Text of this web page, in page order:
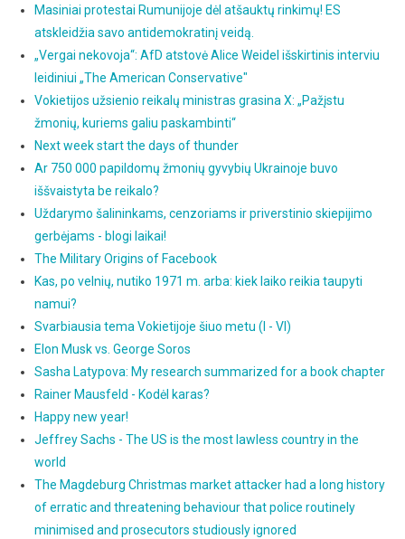
Masiniai protestai Rumunijoje dėl atšauktų rinkimų! ES
atskleidžia savo antidemokratinį veidą.
„Vergai nekovoja“: AfD atstovė Alice Weidel išskirtinis interviu
leidiniui „The American Conservative"
Vokietijos užsienio reikalų ministras grasina X: „Pažįstu
žmonių, kuriems galiu paskambinti“
Next week start the days of thunder
Ar 750 000 papildomų žmonių gyvybių Ukrainoje buvo
iššvaistyta be reikalo?
Uždarymo šalininkams, cenzoriams ir priverstinio skiepijimo
gerbėjams - blogi laikai!
The Military Origins of Facebook
Kas, po velnių, nutiko 1971 m. arba: kiek laiko reikia taupyti
namui?
Svarbiausia tema Vokietijoje šiuo metu (I - VI)
Elon Musk vs. George Soros
Sasha Latypova: My research summarized for a book chapter
Rainer Mausfeld - Kodėl karas?
Happy new year!
Jeffrey Sachs - The US is the most lawless country in the
world
The Magdeburg Christmas market attacker had a long history
of erratic and threatening behaviour that police routinely
minimised and prosecutors studiously ignored